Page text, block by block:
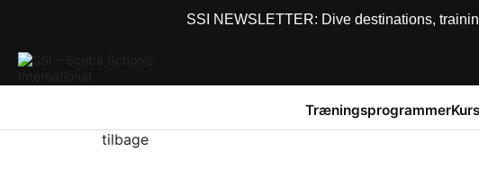
SSI NEWSLETTER: Dive destinations,
Træningsprogrammer
tilbage